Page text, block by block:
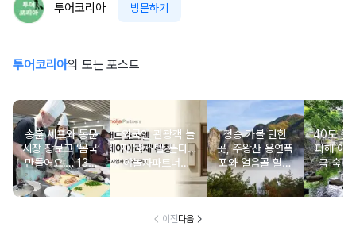
투어코리아 방문하기
투어코리아의 모든 포스트
송훈 셰프와 동문
시장 장보고 ‘몸국’
만들어요!… 13일
‘제주미행’ 특별회
차 운영
외국인 관광객 늘
자 ‘호스텔’ 뜬다…
야놀자파트너스,
‘스테이 아리재’ 4
청송 가볼 만한
곳, 주왕산 용연폭
포와 얼음골 힐링
코스
40도 웃
피해 어
곡·숲·
떠나는
여
이전다음